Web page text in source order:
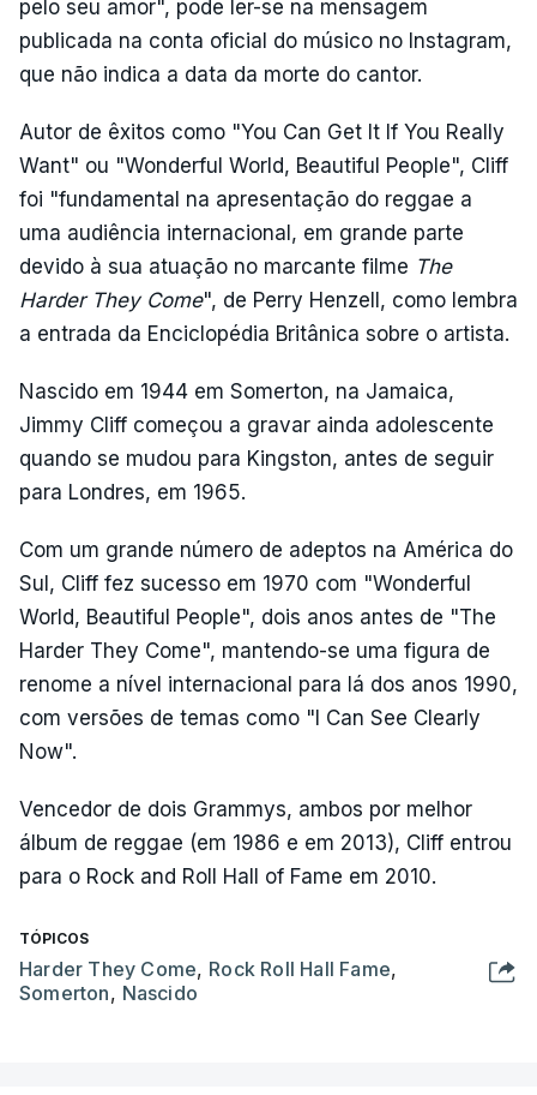
pelo seu amor", pode ler-se na mensagem
publicada na conta oficial do músico no Instagram,
que não indica a data da morte do cantor.
Autor de êxitos como "You Can Get It If You Really
Want" ou "Wonderful World, Beautiful People", Cliff
foi "fundamental na apresentação do reggae a
uma audiência internacional, em grande parte
devido à sua atuação no marcante filme The
Harder They Come", de Perry Henzell, como lembra
a entrada da Enciclopédia Britânica sobre o artista.
Nascido em 1944 em Somerton, na Jamaica,
Jimmy Cliff começou a gravar ainda adolescente
quando se mudou para Kingston, antes de seguir
para Londres, em 1965.
Com um grande número de adeptos na América do
Sul, Cliff fez sucesso em 1970 com "Wonderful
World, Beautiful People", dois anos antes de "The
Harder They Come", mantendo-se uma figura de
renome a nível internacional para lá dos anos 1990,
com versões de temas como "I Can See Clearly
Now".
Vencedor de dois Grammys, ambos por melhor
álbum de reggae (em 1986 e em 2013), Cliff entrou
para o Rock and Roll Hall of Fame em 2010.
TÓPICOS
Harder They Come, Rock Roll Hall Fame,
Somerton, Nascido